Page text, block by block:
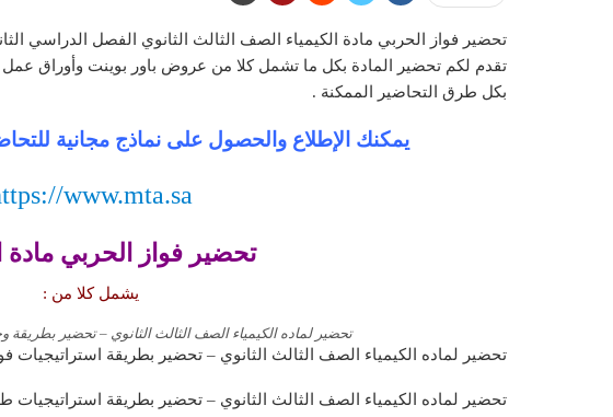
تحضير فواز الحربي مادة الكيمياء الصف الثالث الثانوي الفصل الدراسي
تقدم لكم تحضير المادة بكل ما تشمل كلا من عروض باور بوينت وأوراق
بكل طرق التحاضير الممكنة .
يمكنك الإطلاع والحصول على نماذج مجانية
www.mta.sa
تحضير فواز الحربي مادة
يشمل كلا من :
تحضير لماده الكيمياء الصف الثالث الثانوي – تحضير
تحضير لماده الكيمياء الصف الثالث الثانوي – تحضير بطريقة استراتيجيات
تحضير لماده الكيمياء الصف الثالث الثانوي – تحضير بطريقة استراتيجيات